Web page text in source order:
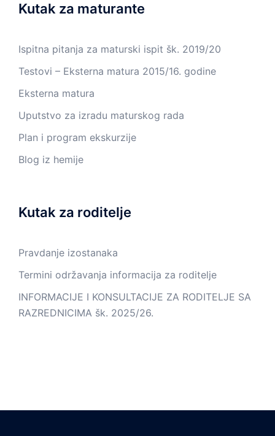
Kutak za maturante
Ispitna pitanja za maturski ispit šk. 2019/20
Testovi – Eksterna matura 2015/16. godine
Eksterna matura
Uputstvo za izradu maturskog rada
Plan i program ekskurzije
Blog iz hemije
Kutak za roditelje
Pravdanje izostanaka
Termini održavanja informacija za roditelje
INFORMACIJE I KONSULTACIJE ZA RODITELJE SA
RAZREDNICIMA šk. 2025/26.